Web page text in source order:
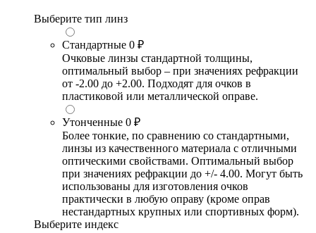
Выберите тип линз
Стандартные 0 ₽
Очковые линзы стандартной толщины,
оптимальный выбор – при значениях рефракции
от -2.00 до +2.00. Подходят для очков в
пластиковой или металлической оправе.
Утонченные 0 ₽
Более тонкие, по сравнению со стандартными,
линзы из качественного материала с отличными
оптическими свойствами. Оптимальный выбор
при значениях рефракции до +/- 4.00. Могут быть
использованы для изготовления очков
практически в любую оправу (кроме оправ
нестандартных крупных или спортивных форм).
Выберите индекс